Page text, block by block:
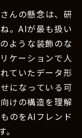
んの懸念は、研
。AIが最も扱い
ような装飾のな
ケーションで人
ていたデータ形
になっている可
けの構造を理解
のをAIフレンド